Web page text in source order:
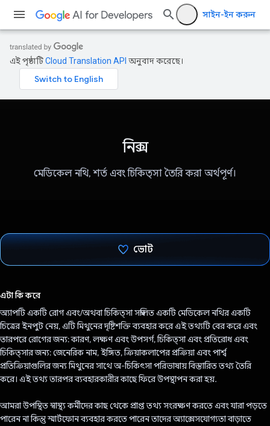
সাইন-ইন করুন
এই পৃষ্ঠাটিCloud Translation API অনুবাদ করেছে।
নিক্স
মেডিকেল নথি, শর্ত এবং চিকিত্সা তৈরি করা অর্থপূর্ণ।
ভোট
এটা কি করে
অ্যাপটি একটি রোগ এবং/অথবা চিকিত্সা সম্বলিত একটি মেডিকেল নথির একটি
চিত্রের ইনপুট নেয়, এটি মিথুনের দৃষ্টিশক্তি ব্যবহার করে এই তথ্যটি বের করে এবং
তারপরে রোগের জন্য: কারণ, লক্ষণ এবং উপসর্গ, চিকিত্সা এবং প্রতিরোধ এবং
চিকিত্সার জন্য: জেনেরিক নাম, ইঙ্গিত, ক্রিয়াকলাপের প্রক্রিয়া এবং পার্শ্ব
প্রতিক্রিয়াগুলির জন্য মিথুনের সাথে অ-চিকিৎসা পরিভাষায় বিস্তারিত তথ্য তৈরি
করে। এই তথ্য তারপর ব্যবহারকারীর কাছে ফিরে উপস্থাপন করা হয়.
আমরা উপস্থিত স্বাস্থ্য কর্মীদের কাছ থেকে প্রাপ্ত তথ্য সংরক্ষণ করতে এবং যারা পড়তে
পারেন না কিন্তু স্মার্টফোন ব্যবহার করতে পারেন তাদের অ্যাক্সেসযোগ্যতা বাড়াতে